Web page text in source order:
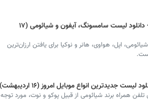
قیمت گوشی موبایل امروز + دانلود لیست سامسونگ، آیفون و شیائومی (۱۷
اپل، هواوی، هانر و نوکیا برای یافتن ارزان‌ترین
جدیدترین انواع موبایل امروز (۱۶ اردیبهشت)
همراه برند شیائومی از قبیل پوکو و نوت، مورد توجه